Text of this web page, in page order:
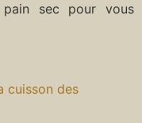
pain sec pour vous
cuisson des